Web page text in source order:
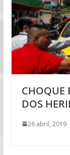
CHOQUE
DOS
26 abril, 2019